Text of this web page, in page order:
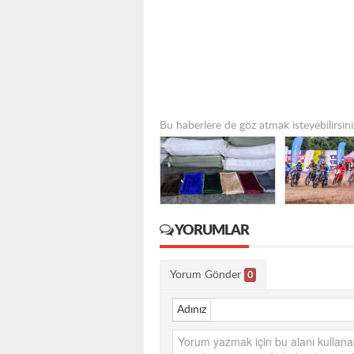
Bu haberlere de göz atmak
YORUMLAR
Yorum Gönder 0
Adınız